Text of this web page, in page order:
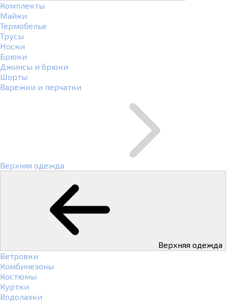
Комплекты
Майки
Термобелье
Трусы
Носки
Брюки
Джинсы и брюки
Шорты
Варежки и перчатки
Верхняя одежда
Верхняя одежда
Ветровки
Комбинезоны
Костюмы
Куртки
Водолазки